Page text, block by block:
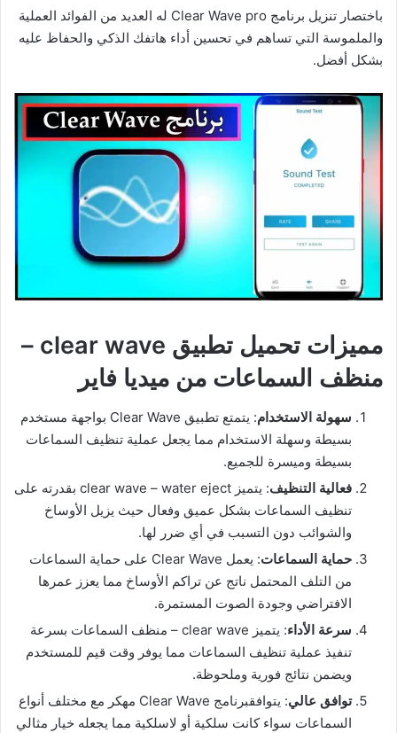
باختصار تنزيل برنامج Clear Wave pro له العديد من الفوائد العملية
والملموسة التي تساهم في تحسين أداء هاتفك الذكي والحفاظ عليه
بشكل أفضل.
مميزات تحميل تطبيق clear wave –
منظف السماعات من ميديا فاير
سهولة الاستخدام
: يتمتع تطبيق Clear Wave بواجهة مستخدم
بسيطة وسهلة الاستخدام مما يجعل عملية تنظيف السماعات
بسيطة وميسرة للجميع.
فعالية التنظيف
: يتميز clear wave – water eject بقدرته على
تنظيف السماعات بشكل عميق وفعال حيث يزيل الأوساخ
والشوائب دون التسبب في أي ضرر لها.
حماية السماعات
: يعمل Clear Wave على حماية السماعات
من التلف المحتمل ناتج عن تراكم الأوساخ مما يعزز عمرها
الافتراضي وجودة الصوت المستمرة.
سرعة الأداء
: يتميز clear wave – منظف السماعات بسرعة
تنفيذ عملية تنظيف السماعات مما يوفر وقت قيم للمستخدم
ويضمن نتائج فورية وملحوظة.
توافق عالي
: يتوافقبرنامج Clear Wave مهكر مع مختلف أنواع
السماعات سواء كانت سلكية أو لاسلكية مما يجعله خيار مثالي